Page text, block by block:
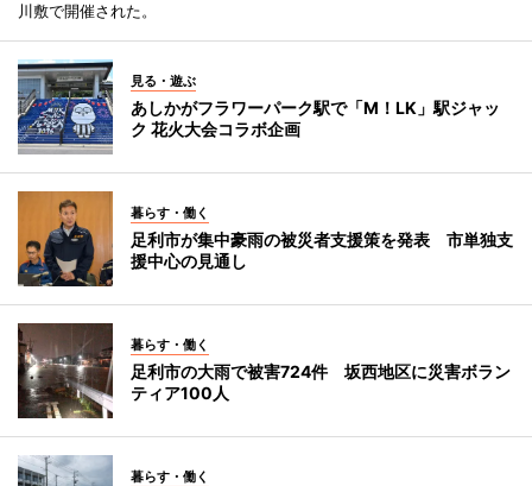
川敷で開催された。
見る・遊ぶ
あしかがフラワーパーク駅で「M！LK」駅ジャッ
ク 花火大会コラボ企画
暮らす・働く
足利市が集中豪雨の被災者支援策を発表 市単独支
援中心の見通し
暮らす・働く
足利市の大雨で被害724件 坂西地区に災害ボラン
ティア100人
暮らす・働く